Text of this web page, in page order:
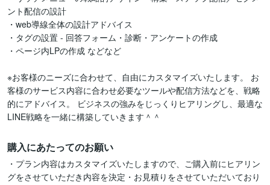
ント配信の設計
・web導線全体の設計アドバイス
・タグの設置 - 回答フォーム・診断・アンケートの作成
・ページ内LPの作成 などなど
※お客様のニーズに合わせて、自由にカスタマイズいたします。 お
客様のサービス内容に合わせ必要なツールや配信方法などを、戦略
的にアドバイス。 ビジネスの強みをじっくりヒアリングし、最適な
LINE戦略を一緒に構築していきます＾＾
購入にあたってのお願い
・プラン内容はカスタマイズいたしますので、ご購入前にヒアリン
グをさせていただき内容を決定・お見積りをさせていただいており